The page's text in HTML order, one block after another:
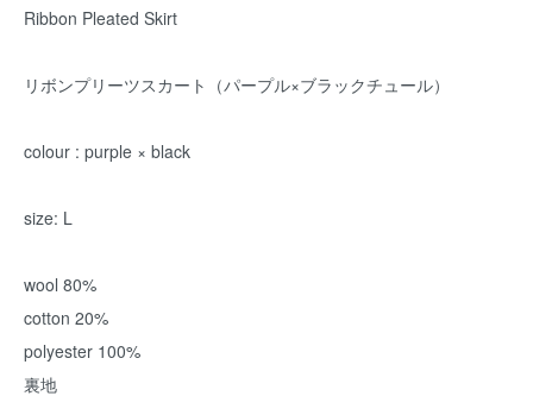
Ribbon Pleated Skirt
リボンプリーツスカート（パープル×ブラックチュール）
colour : purple × black
size: L
wool 80%
cotton 20%
polyester 100%
裏地